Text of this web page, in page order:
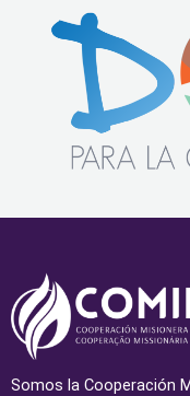
Somos la Cooperación